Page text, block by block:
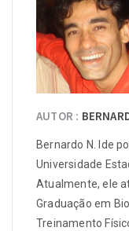
AUTOR :
Bernardo N. Ide
Universidade
Atualmente, ele
Graduação em
Treinamento